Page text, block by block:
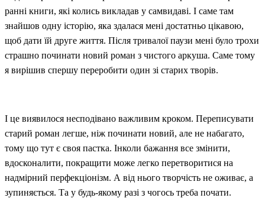
ранні книги, які колись викладав у самвидаві. І саме там
знайшов одну історію, яка здалася мені достатньо цікавою,
щоб дати їй друге життя. Після тривалої паузи мені було трохи
страшно починати новий роман з чистого аркуша. Саме тому
я вирішив спершу переробити один зі старих творів.
І це виявилося несподівано важливим кроком. Переписувати
старий роман легше, ніж починати новий, але не набагато,
тому що тут є своя пастка. Інколи бажання все змінити,
вдосконалити, покращити може легко перетворитися на
надмірний перфекціонізм. А від нього творчість не оживає, а
зупиняється. Та у будь-якому разі з чогось треба почати.